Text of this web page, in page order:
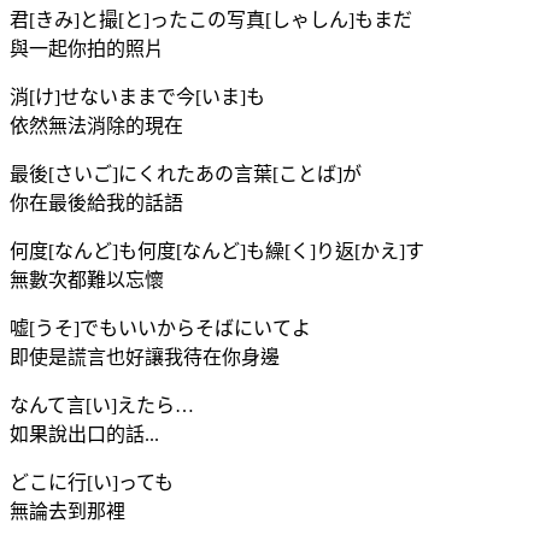
君[きみ]と撮[と]ったこの写真[しゃしん]もまだ
與一起你拍的照片
消[け]せないままで今[いま]も
依然無法消除的現在
最後[さいご]にくれたあの言葉[ことば]が
你在最後給我的話語
何度[なんど]も何度[なんど]も繰[く]り返[かえ]す
無數次都難以忘懷
嘘[うそ]でもいいからそばにいてよ
即使是謊言也好讓我待在你身邊
なんて言[い]えたら…
如果說出口的話...
どこに行[い]っても
無論去到那裡